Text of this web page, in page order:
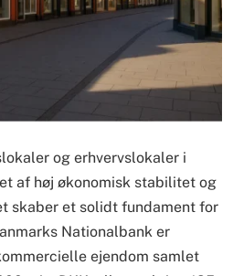
og erhvervslokaler i
af høj økonomisk stabilitet og
skaber et solidt fundament for
Nationalbank er
ejendom samlet